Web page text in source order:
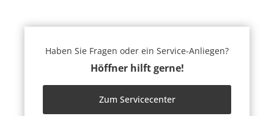
Haben Sie Fragen oder ein Service-Anliegen?
Höffner hilft gerne!
Zum Servicecenter